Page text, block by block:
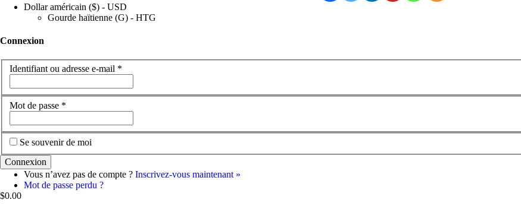
Dollar américain ($) - USD
Gourde haïtienne (G) - HTG
Connexion
Identifiant ou adresse e-mail *
Mot de passe *
Se souvenir de moi
Vous n’avez pas de compte ? Inscrivez-vous maintenant »
Mot de passe perdu ?
$0.00